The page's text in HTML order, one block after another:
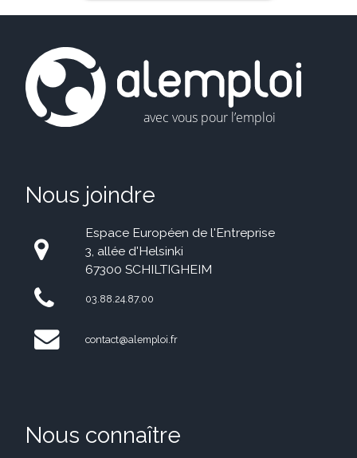
Nous joindre
Espace Européen de l'Entreprise
3, allée d'Helsinki
67300 SCHILTIGHEIM
03.88.24.87.00
contact@alemploi.fr
Nous connaître